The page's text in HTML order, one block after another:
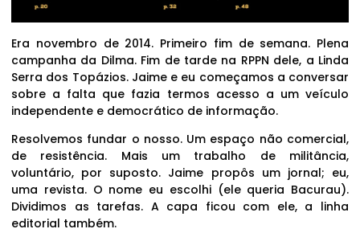
Era novembro de 2014. Primeiro fim de semana. Plena
campanha da Dilma. Fim de tarde na RPPN dele, a Linda
Serra dos Topázios. Jaime e eu começamos a conversar
sobre a falta que fazia termos acesso a um veículo
independente e democrático de informação.
Resolvemos fundar o nosso. Um espaço não comercial,
de resistência. Mais um trabalho de militância,
voluntário, por suposto. Jaime propôs um jornal; eu,
uma revista. O nome eu escolhi (ele queria Bacurau).
Dividimos as tarefas. A capa ficou com ele, a linha
editorial também.